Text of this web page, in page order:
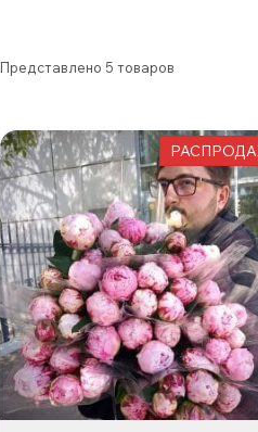
Представлено 5 товаров